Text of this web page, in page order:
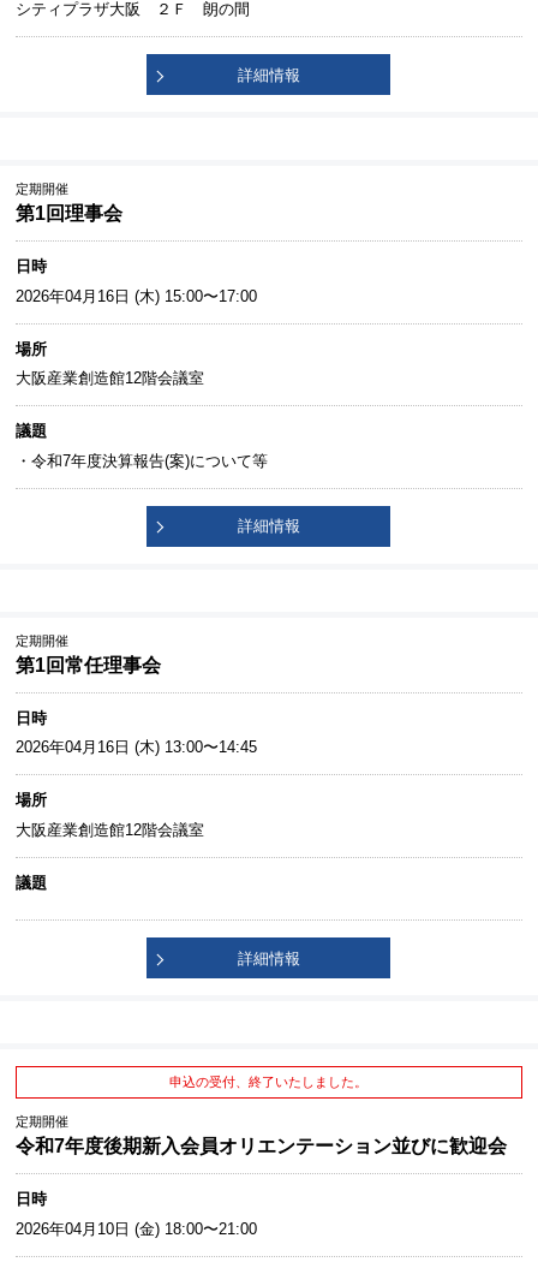
シティプラザ大阪 ２Ｆ 朗の間
詳細情報
定期開催
第1回理事会
日時
2026年04月16日 (木) 15:00〜17:00
場所
大阪産業創造館12階会議室
議題
・令和7年度決算報告(案)について等
詳細情報
定期開催
第1回常任理事会
日時
2026年04月16日 (木) 13:00〜14:45
場所
大阪産業創造館12階会議室
議題
詳細情報
申込の受付、終了いたしました。
定期開催
令和7年度後期新入会員オリエンテーション並びに歓迎会
日時
2026年04月10日 (金) 18:00〜21:00